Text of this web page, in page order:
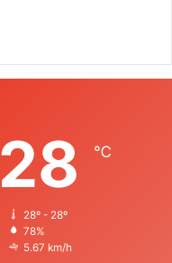
28 ℃
28º - 28º
78%
5.67 km/h